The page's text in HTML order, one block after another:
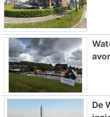
De